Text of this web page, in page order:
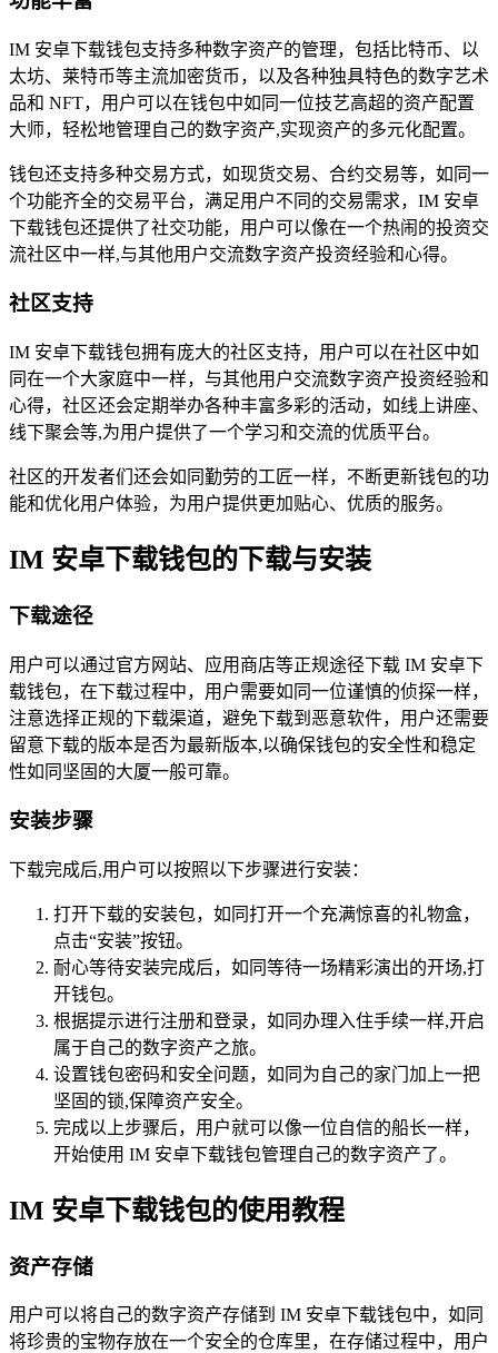
IM 安卓下载钱包支持多种数字资产的管理，包括比特币、以
太坊、莱特币等主流加密货币，以及各种独具特色的数字艺术
品和 NFT，用户可以在钱包中如同一位技艺高超的资产配置
大师，轻松地管理自己的数字资产,实现资产的多元化配置。
钱包还支持多种交易方式，如现货交易、合约交易等，如同一
个功能齐全的交易平台，满足用户不同的交易需求，IM 安卓
下载钱包还提供了社交功能，用户可以像在一个热闹的投资交
流社区中一样,与其他用户交流数字资产投资经验和心得。
社区支持
IM 安卓下载钱包拥有庞大的社区支持，用户可以在社区中如
同在一个大家庭中一样，与其他用户交流数字资产投资经验和
心得，社区还会定期举办各种丰富多彩的活动，如线上讲座、
线下聚会等,为用户提供了一个学习和交流的优质平台。
社区的开发者们还会如同勤劳的工匠一样，不断更新钱包的功
能和优化用户体验，为用户提供更加贴心、优质的服务。
IM 安卓下载钱包的下载与安装
下载途径
用户可以通过官方网站、应用商店等正规途径下载 IM 安卓下
载钱包，在下载过程中，用户需要如同一位谨慎的侦探一样，
注意选择正规的下载渠道，避免下载到恶意软件，用户还需要
留意下载的版本是否为最新版本,以确保钱包的安全性和稳定
性如同坚固的大厦一般可靠。
安装步骤
下载完成后,用户可以按照以下步骤进行安装：
打开下载的安装包，如同打开一个充满惊喜的礼物盒，
点击“安装”按钮。
耐心等待安装完成后，如同等待一场精彩演出的开场,打
开钱包。
根据提示进行注册和登录，如同办理入住手续一样,开启
属于自己的数字资产之旅。
设置钱包密码和安全问题，如同为自己的家门加上一把
坚固的锁,保障资产安全。
完成以上步骤后，用户就可以像一位自信的船长一样，
开始使用 IM 安卓下载钱包管理自己的数字资产了。
IM 安卓下载钱包的使用教程
资产存储
用户可以将自己的数字资产存储到 IM 安卓下载钱包中，如同
将珍贵的宝物存放在一个安全的仓库里，在存储过程中，用户